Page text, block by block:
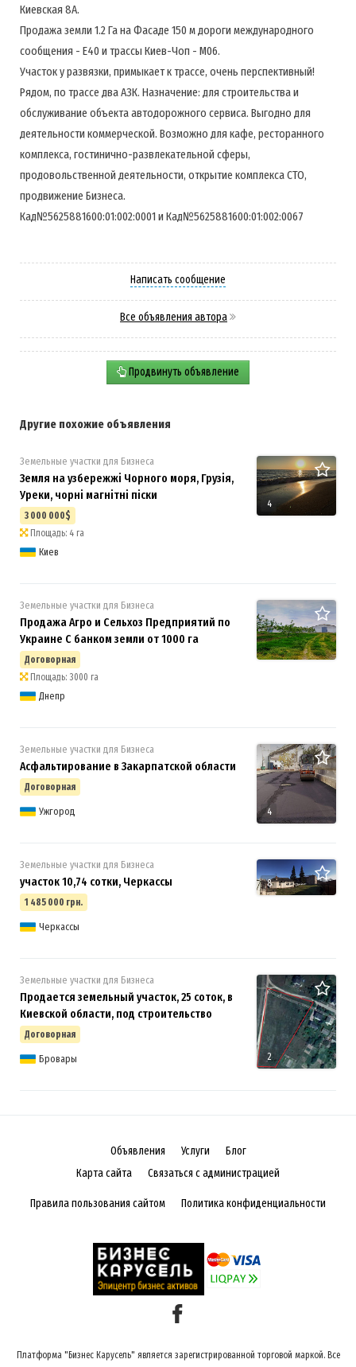
Киевская 8А.
Продажа земли 1.2 Га на Фасаде 150 м дороги международного
сообщения - Е40 и трассы Киев-Чоп - М06.
Участок у развязки, примыкает к трассе, очень перспективный!
Рядом, по трассе два АЗК. Назначение: для строительства и
обслуживание объекта автодорожного сервиса. Выгодно для
деятельности коммерческой. Возможно для кафе, ресторанного
комплекса, гостинично-развлекательной сферы,
продовольственной деятельности, открытие комплекса СТО,
продвижение Бизнеса.
Кад№5625881600:01:002:0001 и Кад№5625881600:01:002:0067
Написать сообщение
Все объявления автора
Продвинуть объявление
Другие похожие объявления
4
Земельные участки для Бизнеса
Земля на узбережжі Чорного моря, Грузія,
Уреки, чорні магнітні піски
3 000 000$
Площадь: 4 га
Киев
Земельные участки для Бизнеса
Продажа Агро и Сельхоз Предприятий по
Украине С банком земли от 1000 га
Договорная
Площадь: 3000 га
Днепр
4
Земельные участки для Бизнеса
Асфальтирование в Закарпатской области
Договорная
Ужгород
8
Земельные участки для Бизнеса
участок 10,74 сотки, Черкассы
1 485 000 грн.
Черкассы
2
Земельные участки для Бизнеса
Продается земельный участок, 25 соток, в
Киевской области, под строительство
Договорная
Бровары
Объявления Услуги
Блог
Карта сайта
Связаться с администрацией
Правила пользования сайтом Политика конфиденциальности
Платформа "Бизнес Карусель" является зарегистрированной торговой маркой. Все